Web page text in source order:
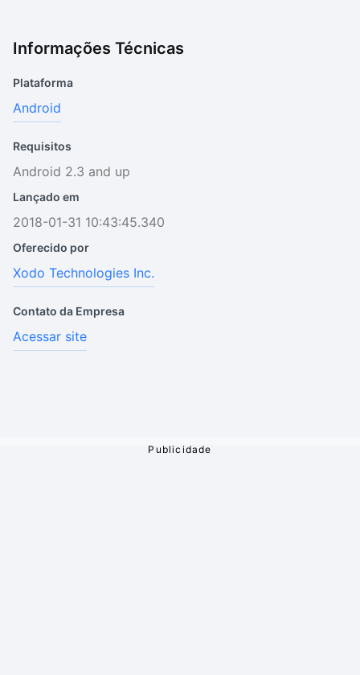
Informações Técnicas
Plataforma
Android
Requisitos
Android 2.3 and up
Lançado em
2018-01-31 10:43:45.340
Oferecido por
Xodo Technologies Inc.
Contato da Empresa
Acessar site